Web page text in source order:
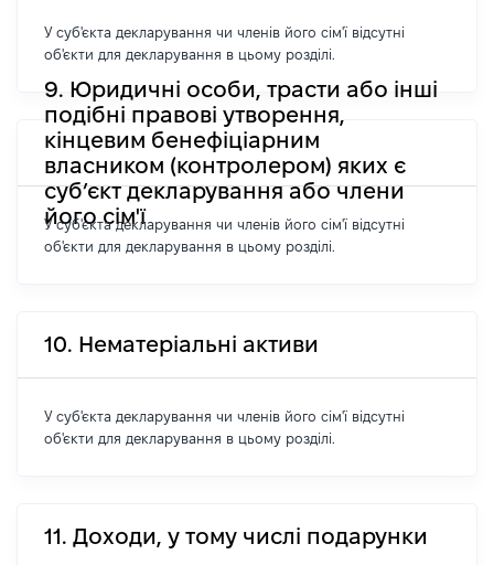
У суб'єкта декларування чи членів його сім'ї відсутні
об'єкти для декларування в цьому розділі.
9. Юридичні особи, трасти або інші
подібні правові утворення,
кінцевим бенефіціарним
власником (контролером) яких є
суб’єкт декларування або члени
його сім'ї
У суб'єкта декларування чи членів його сім'ї відсутні
об'єкти для декларування в цьому розділі.
10. Нематеріальні активи
У суб'єкта декларування чи членів його сім'ї відсутні
об'єкти для декларування в цьому розділі.
11. Доходи, у тому числі подарунки